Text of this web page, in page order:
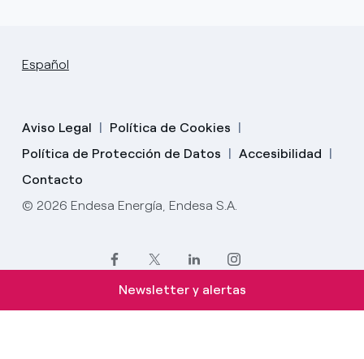
Español
Aviso Legal
Política de Cookies
Política de Protección de Datos
Accesibilidad
Contacto
© 2026 Endesa Energía, Endesa S.A.
Newsletter y alertas